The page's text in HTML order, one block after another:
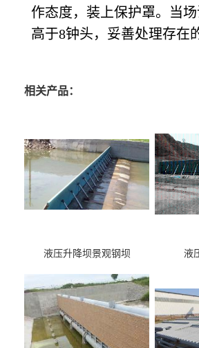
作态度，装上保护罩。当
高于8钟头，妥善处理存在
相关产品：
液压升降坝景观钢坝 液